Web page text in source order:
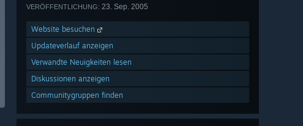
VERÖFFENTLICHUNG: 23. Sep. 2005
Website besuchen
Updateverlauf anzeigen
Verwandte Neuigkeiten lesen
Diskussionen anzeigen
Communitygruppen finden